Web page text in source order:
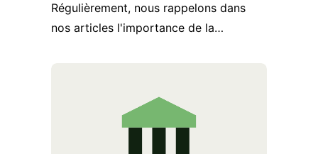
Régulièrement, nous rappelons dans
nos articles l'importance de la…